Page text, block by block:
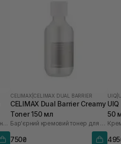
Тонер для глибокого зволоження з лізатом біфідобактерій 85%
CELIMAX CELIMAX DUAL BARRIER
CELIMAX Dual Barrier Creamy
Toner 150 мл
Бар'єрний кремовий тонер для обличчя
750₴
UIQ
50